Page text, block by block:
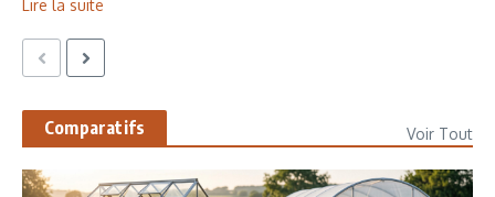
Lire la suite
Comparatifs Voir Tout